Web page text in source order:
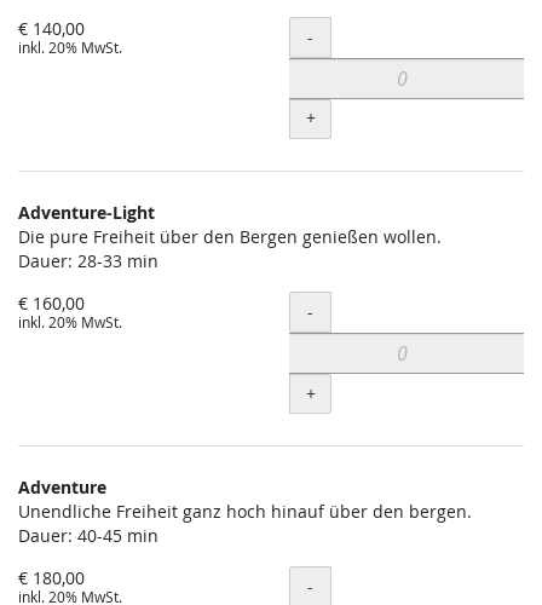
€ 140,00
inkl. 20% MwSt. Menge
-
+
Adventure-Light
Die pure Freiheit über den Bergen genießen wollen.
Dauer: 28-33 min
€ 160,00
inkl. 20% MwSt. Menge
-
+
Adventure
Unendliche Freiheit ganz hoch hinauf über den bergen.
Dauer: 40-45 min
€ 180,00
inkl. 20% MwSt. Menge
-